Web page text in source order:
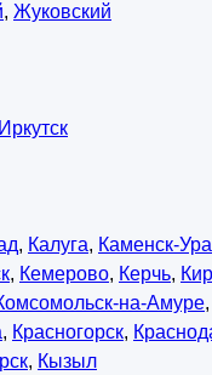
, Жуковский
Иркутск
, Калуга, Каменск-
, Кемерово, Керчь,
на-Амуре,
, Красногорск,
, Кызыл